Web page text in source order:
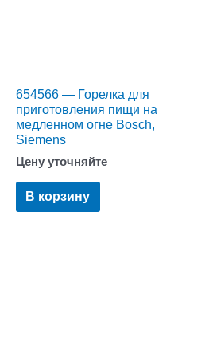
654566 — Горелка для
приготовления пищи на
медленном огне Bosch,
Siemens
Цену уточняйте
В корзину